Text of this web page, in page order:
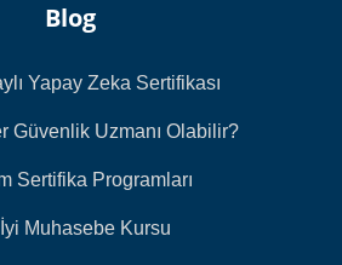
Blog
Yapay Zeka Sertifikası
Güvenlik Uzmanı Olabilir?
Sertifika Programları
Muhasebe Kursu